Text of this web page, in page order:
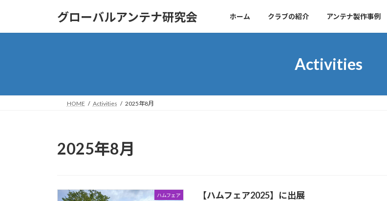
グローバルアンテナ研究会 ホーム クラブの紹介 アンテナ製作事例
Activities
HOME Activities 2025年8月
2025年8月
ハムフェア 【ハムフェア2025】に出展